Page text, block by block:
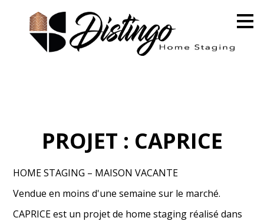
Passer
contenu
principal
PROJET : CAPRICE
HOME STAGING – MAISON VACANTE
Vendue en moins d'une semaine sur le marché.
CAPRICE est un projet de home staging réalisé dans